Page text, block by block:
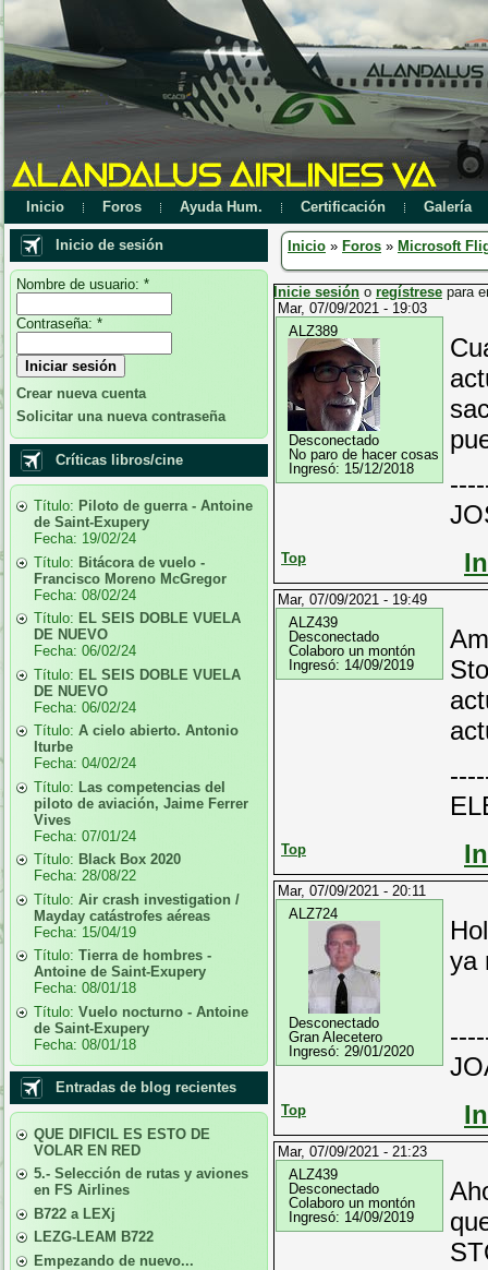
Inicio Foros Ayuda Hum. Certificación Galería
Inicio de sesión
Nombre de usuario: *
Contraseña: *
Crear nueva cuenta
Solicitar una nueva contraseña
Críticas libros/cine
Título: Piloto de guerra - Antoine
de Saint-Exupery
Fecha: 19/02/24
Título: Bitácora de vuelo -
Francisco Moreno McGregor
Fecha: 08/02/24
Título: EL SEIS DOBLE VUELA
DE NUEVO
Fecha: 06/02/24
Título: EL SEIS DOBLE VUELA
DE NUEVO
Fecha: 06/02/24
Título: A cielo abierto. Antonio
Iturbe
Fecha: 04/02/24
Título: Las competencias del
piloto de aviación, Jaime Ferrer
Vives
Fecha: 07/01/24
Título: Black Box 2020
Fecha: 28/08/22
Título: Air crash investigation /
Mayday catástrofes aéreas
Fecha: 15/04/19
Título: Tierra de hombres -
Antoine de Saint-Exupery
Fecha: 08/01/18
Título: Vuelo nocturno - Antoine
de Saint-Exupery
Fecha: 08/01/18
Entradas de blog recientes
QUE DIFICIL ES ESTO DE
VOLAR EN RED
5.- Selección de rutas y aviones
en FS Airlines
B722 a LEXj
LEZG-LEAM B722
Empezando de nuevo...
Inicio » Foros » Microsoft
Inicie sesión o regístrese para
Mar, 07/09/2021 - 19:03
ALZ389
Desconectado
No paro de hacer cosas
Ingresó: 15/12/2018
Top
Mar, 07/09/2021 - 19:49
ALZ439
Desconectado
Colaboro un montón
Ingresó: 14/09/2019
Top
Mar, 07/09/2021 - 20:11
ALZ724
Desconectado
Gran Alecetero
Ingresó: 29/01/2020
ya
Top
Mar, 07/09/2021 - 21:23
ALZ439
Desconectado
Colaboro un montón
Ingresó: 14/09/2019